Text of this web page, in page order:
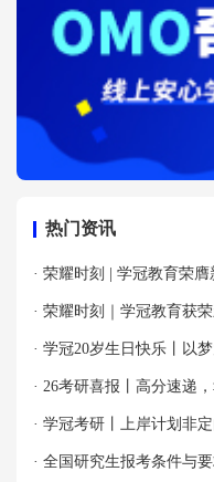
热门资讯
· 荣耀时刻 | 学冠教育荣
优秀案例”殊荣！
· 荣耀时刻｜学冠教育获
牌！
· 学冠20岁生日快乐丨以
· 26考研喜报丨高分速递
· 学冠考研丨上岸计划非
· 全国研究生报考条件与